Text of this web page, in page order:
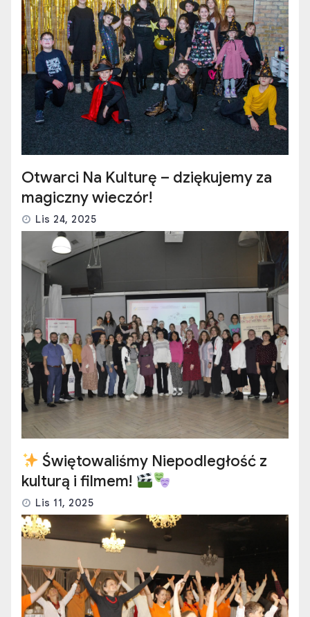
Otwarci Na Kulturę – dziękujemy za
magiczny wieczór!
Lis 24, 2025
Świętowaliśmy Niepodległość z
kulturą i filmem!
Lis 11, 2025